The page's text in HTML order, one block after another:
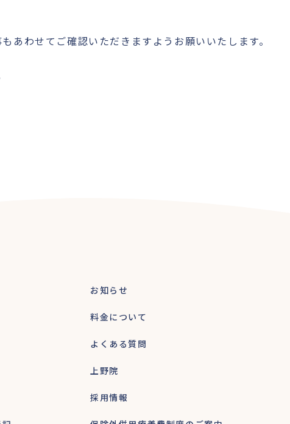
わせてご確認いただきますようお願いいたします。
お知らせ
料金について
よくある質問
上野院
採用情報